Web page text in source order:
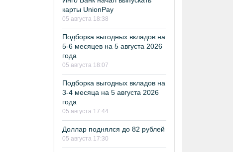
карты UnionPay
05 августа 18:38
Подборка выгодных вкладов на
5-6 месяцев на 5 августа 2026
года
05 августа 18:07
Подборка выгодных вкладов на
3-4 месяца на 5 августа 2026
года
05 августа 17:44
Доллар поднялся до 82 рублей
05 августа 17:30